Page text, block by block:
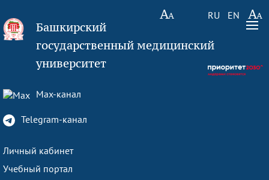
RU EN
Башкирский
государственный медицинский
университет
Max-канал
Telegram-канал
Личный кабинет
Учебный портал